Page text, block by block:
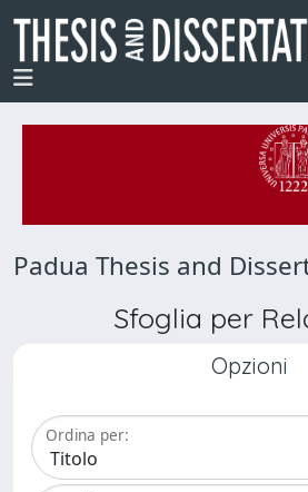
Padua Thesis and
Sfoglia per
Opzioni
Ordina per: